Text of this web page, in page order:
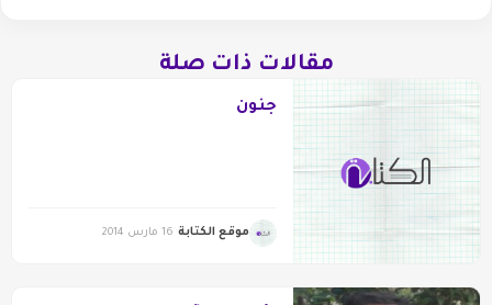
مقالات ذات صلة
جنون
موقع الكتابة 16 مارس 2014